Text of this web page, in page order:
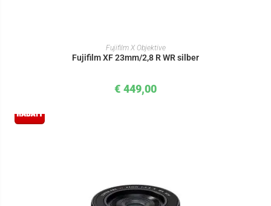
IN DEN WARENKORB
Fujifilm X Objektive
Fujifilm XF 23mm/2,8 R WR silber
€ 449,00